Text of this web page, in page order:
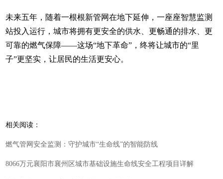
未来五年，随着一根根新管网在地下延伸，一座座智慧监测
站投入运行，城市将拥有更安全的供水、更畅通的排水、更
可靠的燃气保障——这场“地下革命”，终将让城市的“里
子”更坚实，让居民的生活更安心。
相关阅读：
燃气管网安全监测：守护城市“生命线”的智能防线
8066万元襄阳市襄州区城市基础设施生命线安全工程项目详解